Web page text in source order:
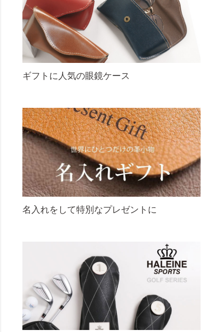
ギフトに人気の眼鏡ケース
名入れをして特別なプレゼントに